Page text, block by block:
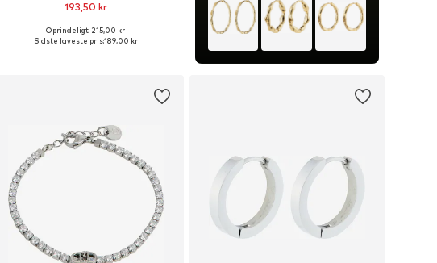
193,50 kr
Tilgængelige størrelser: One Size
Oprindeligt: 215,00 kr
Sidste laveste pris:189,00 kr